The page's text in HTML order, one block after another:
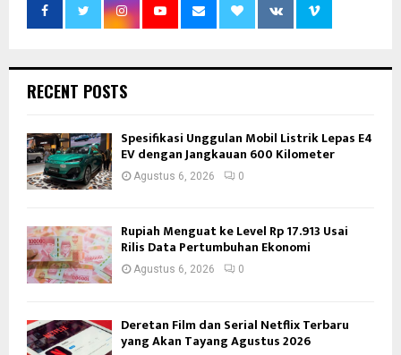
RECENT POSTS
Spesifikasi Unggulan Mobil Listrik Lepas E4
EV dengan Jangkauan 600 Kilometer
Agustus 6, 2026 0
Rupiah Menguat ke Level Rp 17.913 Usai
Rilis Data Pertumbuhan Ekonomi
Agustus 6, 2026 0
Deretan Film dan Serial Netflix Terbaru
yang Akan Tayang Agustus 2026